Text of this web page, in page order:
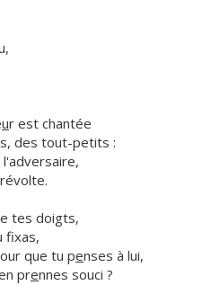
ur est chantée
des tout-petits :
l'adversaire,
tes doigts,
fixas,
que tu penses à lui,
prennes souci ?